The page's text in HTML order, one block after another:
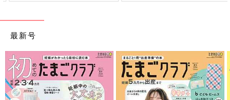
家族でタイ旅行へ。年齢が近い二女と。
直巨さん家族と遠慮がない関係になるのに少し時間がかかった小
最新号